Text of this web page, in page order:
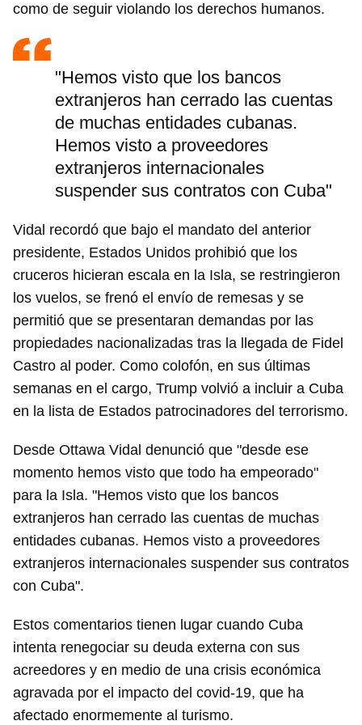
como de seguir violando los derechos humanos.
"Hemos visto que los bancos
extranjeros han cerrado las cuentas
de muchas entidades cubanas.
Hemos visto a proveedores
extranjeros internacionales
suspender sus contratos con Cuba"
Vidal recordó que bajo el mandato del anterior
presidente, Estados Unidos prohibió que los
cruceros hicieran escala en la Isla, se restringieron
los vuelos, se frenó el envío de remesas y se
permitió que se presentaran demandas por las
propiedades nacionalizadas tras la llegada de Fidel
Castro al poder. Como colofón, en sus últimas
semanas en el cargo, Trump volvió a incluir a Cuba
en la lista de Estados patrocinadores del terrorismo.
Desde Ottawa Vidal denunció que "desde ese
momento hemos visto que todo ha empeorado"
para la Isla. "Hemos visto que los bancos
extranjeros han cerrado las cuentas de muchas
entidades cubanas. Hemos visto a proveedores
extranjeros internacionales suspender sus contratos
con Cuba".
Estos comentarios tienen lugar cuando Cuba
intenta renegociar su deuda externa con sus
acreedores y en medio de una crisis económica
agravada por el impacto del covid-19, que ha
afectado enormemente al turismo.